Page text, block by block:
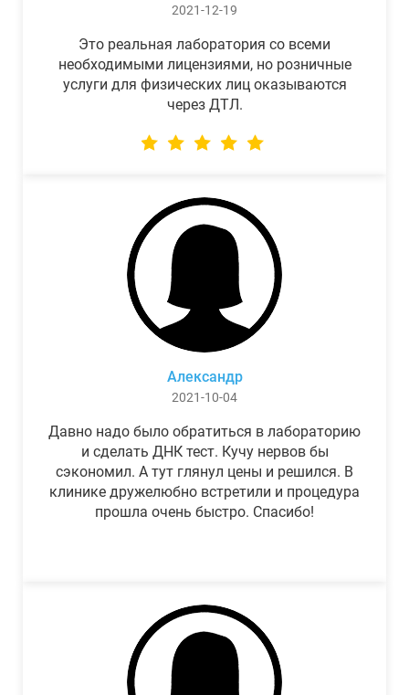
2021-12-19
Это реальная лаборатория со всеми
необходимыми лицензиями, но розничные
услуги для физических лиц оказываются
через ДТЛ.
Александр
2021-10-04
Давно надо было обратиться в лабораторию
и сделать ДНК тест. Кучу нервов бы
сэкономил. А тут глянул цены и решился. В
клинике дружелюбно встретили и процедура
прошла очень быстро. Спасибо!